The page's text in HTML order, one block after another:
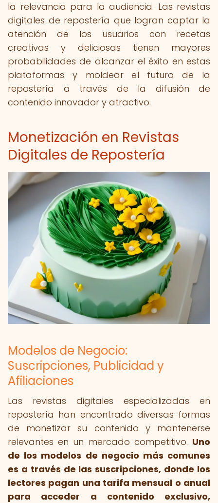
la relevancia para la audiencia. Las revistas
digitales de repostería que logran captar la
atención de los usuarios con recetas
creativas y deliciosas tienen mayores
probabilidades de alcanzar el éxito en estas
plataformas y moldear el futuro de la
repostería a través de la difusión de
contenido innovador y atractivo.
Monetización en Revistas
Digitales de Repostería
Modelos de Negocio:
Suscripciones, Publicidad y
Afiliaciones
Las revistas digitales especializadas en
repostería han encontrado diversas formas
de monetizar su contenido y mantenerse
relevantes en un mercado competitivo. Uno
de los modelos de negocio más comunes
es a través de las suscripciones, donde los
lectores pagan una tarifa mensual o anual
para acceder a contenido exclusivo,